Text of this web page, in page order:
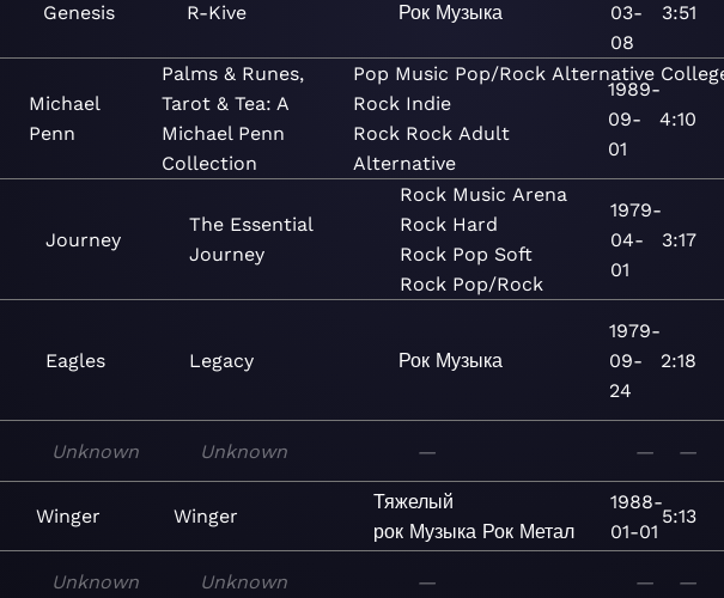
Genesis R-Kive Рок Музыка
03-
08
3:51
Michael
Penn
Palms & Runes,
Tarot & Tea: A
Michael Penn
Collection
Pop Music Pop/Rock Alternative
Rock Indie
Rock Rock Adult
Alternative
1989-
09-
01
4:10
Journey
The Essential
Journey
Rock Music Arena
Rock Hard
Rock Pop Soft
Rock Pop/Rock
1979-
04-
01
3:17
Eagles Legacy Рок Музыка
1979-
09-
24
2:18
Unknown Unknown — — —
Winger Winger
Тяжелый
рок Музыка Рок Метал
1988-
01-01
5:13
Unknown Unknown — — —